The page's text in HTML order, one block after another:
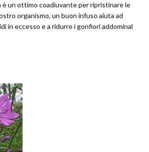
è un ottimo coadiuvante per ripristinare le
organismo, un buon infuso aiuta ad
in eccesso e a ridurre i gonfiori addominal